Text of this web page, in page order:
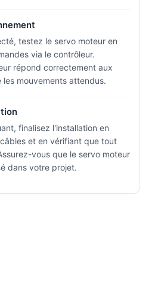
testez le servo moteur en
via le contrôleur.
répond correctement aux
mouvements attendus.
finalisez l'installation en
et en vérifiant que tout
vous que le servo moteur
dans votre projet.